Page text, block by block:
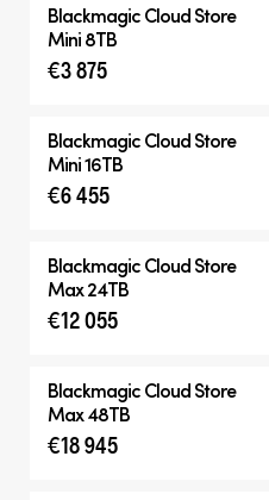
Blackmagic Cloud Store
Mini 8TB
€3 875
Blackmagic Cloud Store
Mini 16TB
€6 455
Blackmagic Cloud Store
Max 24TB
€12 055
Blackmagic Cloud Store
Max 48TB
€18 945